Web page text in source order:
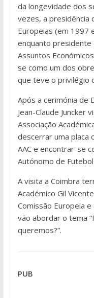
da longevidade dos
vezes, a presidência
Europeias (em 1997
enquanto presidente
Assuntos
se como um dos
que teve o privilégio
Após a cerimónia de
Jean-Claude Juncker
Associação
descerrar uma placa
AAC e encontrar-se
Autónomo de Futebol
A visita a Coimbra
Académico Gil
Comissão Europeia
vão abordar o tema
queremos?”.
PUB